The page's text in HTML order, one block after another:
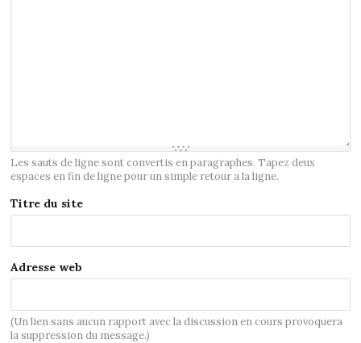
Les sauts de ligne sont convertis en paragraphes. Tapez deux
espaces en fin de ligne pour un simple retour a la ligne.
Titre du site
Adresse web
(Un lien sans aucun rapport avec la discussion en cours provoquera
la suppression du message.)